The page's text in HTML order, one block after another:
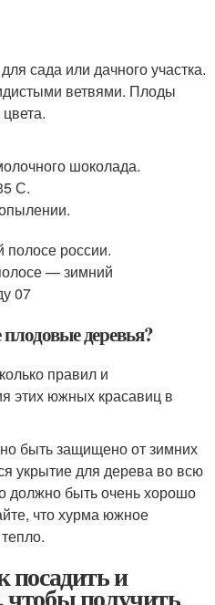
сада или дачного участка.
ветвями. Плоды
шоколада.
С.
деревья?
правил и
этих южных красавиц в
быть защищено от зимних
укрытие для дерева во всю
должно быть очень хорошо
что хурма южное
посадить и